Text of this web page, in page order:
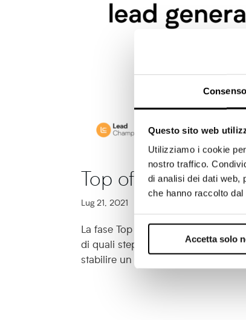
Consenso
Questo sito web
Utilizziamo i cookie
nostro traffico.
di analisi dei dati web,
che hanno raccolto
Accetta solo
Top of the funnel:
Lug 21, 2021
La fase Top of the Funnel (TOFU)
di quali step si compone in questo
stabilire un primo contatto con i